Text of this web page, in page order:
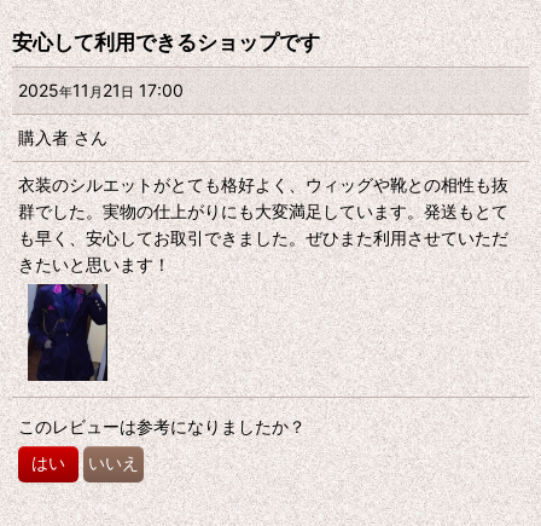
安心して利用できるショップです
2025年11月21日17:00
購入者さん
衣装のシルエットがとても格好よく、ウィッグや靴との相性も抜
群でした。実物の仕上がりにも大変満足しています。発送もとて
も早く、安心してお取引できました。ぜひまた利用させていただ
きたいと思います！
このレビューは参考になりましたか？
はい いいえ